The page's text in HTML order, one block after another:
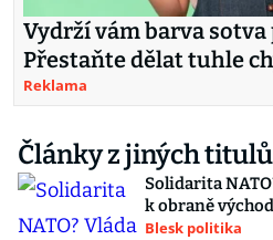
Vydrží vám barva sotva
Přestaňte dělat tuhle
Reklama
Články z jiných titulů
Solidarita
k obraně
Blesk politika